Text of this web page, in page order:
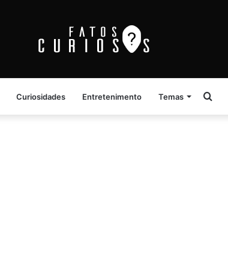
Curiosidades Entretenimento Temas